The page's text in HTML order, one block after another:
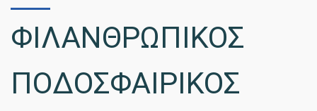
ΦΙΛΑΝΘΡΩΠΙΚΟΣ
ΠΟΔΟΣΦΑΙΡΙΚΟΣ